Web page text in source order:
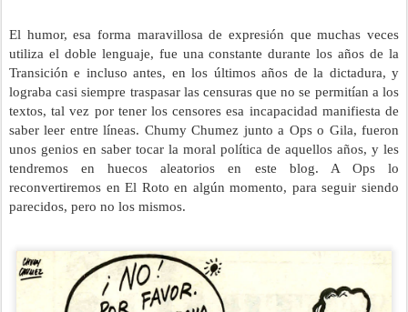
El humor, esa forma maravillosa de expresión que muchas veces
utiliza el doble lenguaje, fue una constante durante los años de la
Transición e incluso antes, en los últimos años de la dictadura, y
lograba casi siempre traspasar las censuras que no se permitían a los
textos, tal vez por tener los censores esa incapacidad manifiesta de
saber leer entre líneas. Chumy Chumez junto a Ops o Gila, fueron
unos genios en saber tocar la moral política de aquellos años, y les
tendremos en huecos aleatorios en este blog. A Ops lo
reconvertiremos en El Roto en algún momento, para seguir siendo
parecidos, pero no los mismos.